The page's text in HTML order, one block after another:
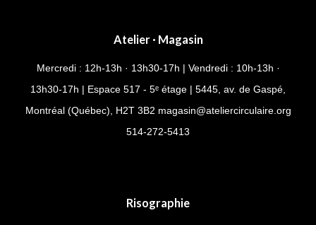
Atelier · Magasin
Mercredi : 12h-13h · 13h30-17h | Vendredi : 10h-13h ·
13h30-17h | Espace 517 - 5ᵉ étage | 5445, av. de Gaspé,
Montréal (Québec), H2T 3B2 magasin@ateliercirculaire.org
514-272-5413
Risographie